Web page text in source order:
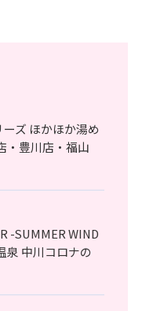
ズ ほかほか湯め
・豊川店・福山
-SUMMER WIND
泉 中川コロナの